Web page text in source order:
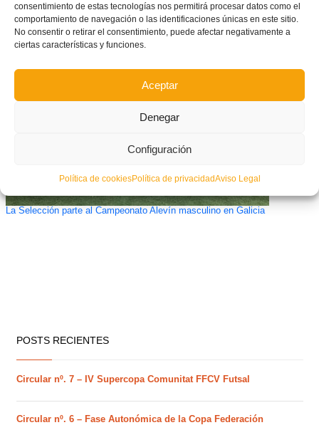
consentimiento de estas tecnologías nos permitirá procesar datos como el
comportamiento de navegación o las identificaciones únicas en este sitio.
No consentir o retirar el consentimiento, puede afectar negativamente a
ciertas características y funciones.
Aceptar
Denegar
Configuración
Política de cookiesPolítica de privacidadAviso Legal
Listos grupos y calendarios de Preferente Cadete e Infantil
La Selección parte al Campeonato Alevín masculino en Galicia
POSTS RECIENTES
Circular nº. 7 – IV Supercopa Comunitat FFCV Futsal
Circular nº. 6 – Fase Autonómica de la Copa Federación